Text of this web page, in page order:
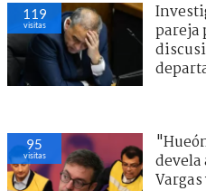
119
visitas
pareja
95
visitas
devela
Vargas